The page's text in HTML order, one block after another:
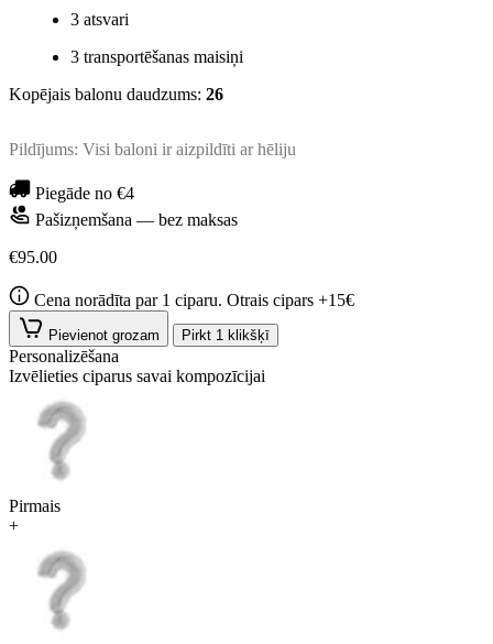
3 atsvari
3 transportēšanas maisiņi
Kopējais balonu daudzums: 26
Pildījums: Visi baloni ir aizpildīti ar hēliju
Piegāde no €4
Pašizņemšana — bez maksas
€95.00
Cena norādīta par 1 ciparu. Otrais cipars +15€
Pievienot grozam Pirkt 1 klikšķī
Personalizēšana
Izvēlieties ciparus savai kompozīcijai
Pirmais
+